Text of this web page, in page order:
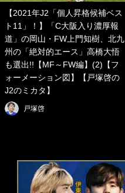
【2021年J2「個人昇格候補ベス
ト11」！】「C大阪入り濃厚報
道」の岡山・FW上門知樹、北九
州の「絶対的エース」高橋大悟
も選出!!【MF～FW編】(2)【フ
ォーメーション図】【戸塚啓の
J2のミカタ】
戸塚啓